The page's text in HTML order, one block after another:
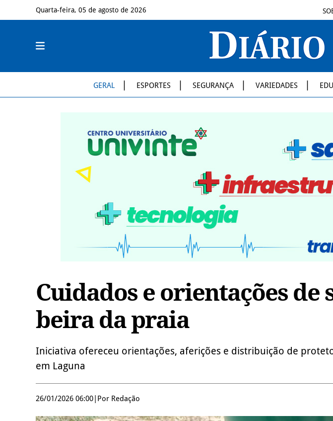
Quarta-feira, 05 de agosto de 2026
GERAL ESPORTES SEGURANÇA VARIEDADES
Cuidados e orientações de
beira da praia
Iniciativa ofereceu orientações, aferições e distribuição de
em Laguna
26/01/2026 06:00 Por Redação